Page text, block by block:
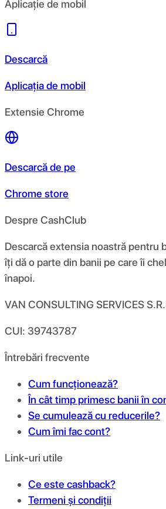
Aplicație de mobil
Descarcă
Aplicația de mobil
Extensie Chrome
Descarcă de pe
Chrome store
Despre CashClub
Descarcă extensia noastră pentru
îți dă o parte din banii pe care îi
înapoi.
VAN CONSULTING SERVICES
CUI: 39743787
Întrebări frecvente
Cum funcționează?
În cât timp primesc banii în
Se cumulează cu reducerile?
Cum îmi fac cont?
Link-uri utile
Ce este cashback?
Termeni și condiții